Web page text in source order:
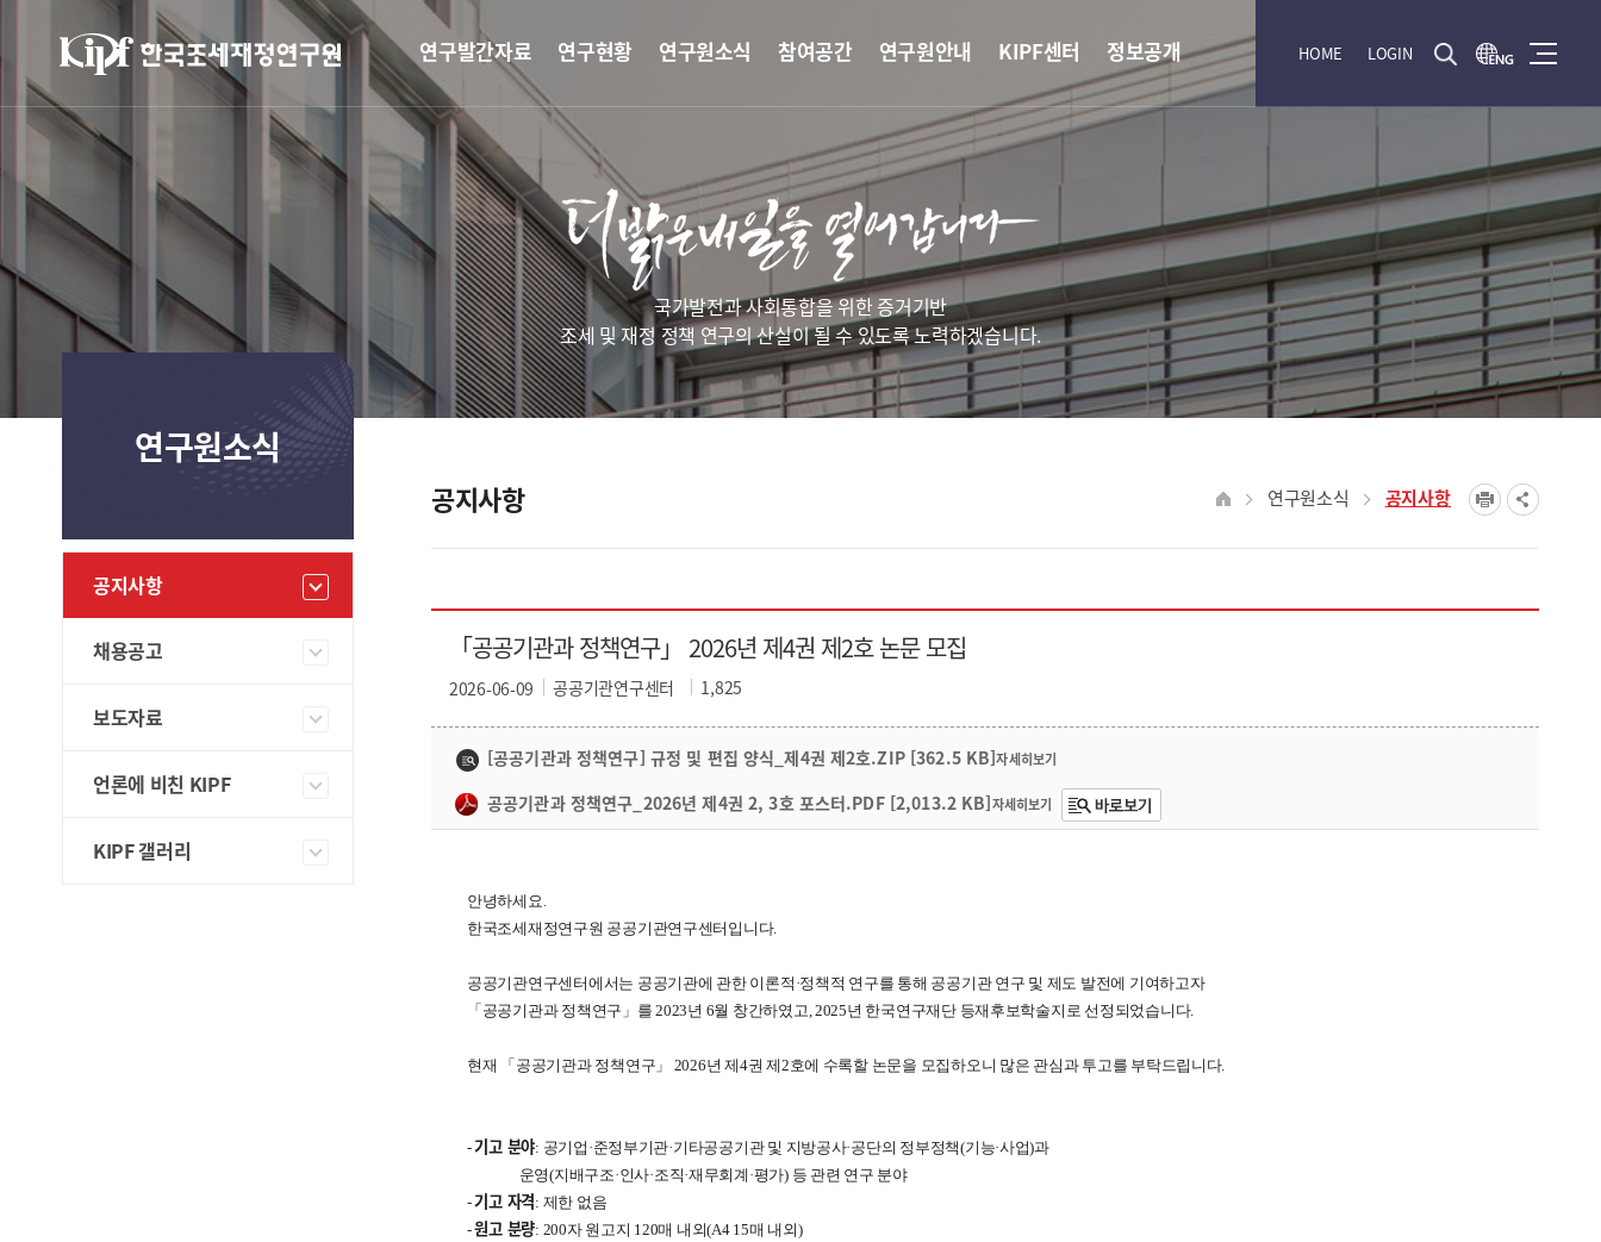
HOME LOGIN
연구발간자료 연구현황 연구원소식 참여공간 연구원안내 KIPF센터 정보공개
국가발전과 사회통합을 위한 증거기반
조세 및 재정 정책 연구의 산실이 될 수 있도록 노력하겠습니다.
연구원소식
공지사항
채용공고
보도자료
언론에 비친 KIPF
KIPF 갤러리
공지사항 연구원소식 공지사항
「공공기관과 정책연구」 2026년 제4권 제2호 논문 모집
공공기관연구센터 1,825
2026-06-09
[공공기관과 정책연구] 규정 및 편집 양식_제4권 제2호.ZIP [362.5 KB]
공공기관과 정책연구_2026년 제4권 2, 3호 포스터.PDF [2,013.2 KB]
안녕하세요.
한국조세재정연구원 공공기관연구센터입니다.
공공기관연구센터에서는 공공기관에 관한 이론적·정책적 연구를 통해 공공기관 연구 및 제도 발전에 기여하고자
「공공기관과 정책연구」를 2023년 6월 창간하였고, 2025년 한국연구재단 등재후보학술지로 선정되었습니다.
현재 「공공기관과 정책연구 」 2026년 제4권 제2호에 수록할 논문을 모집하오니 많은 관심과 투고를 부탁드립니다.
-기고 분야: 공기업·준정부기관·기타공공기관 및 지방공사·공단의 정부정책(기능·사업)과
운영(지배구조·인사·조직·재무회계·평가) 등 관련 연구 분야
-기고 자격: 제한 없음
-원고 분량: 200자 원고지 120매 내외(A4 15매 내외)